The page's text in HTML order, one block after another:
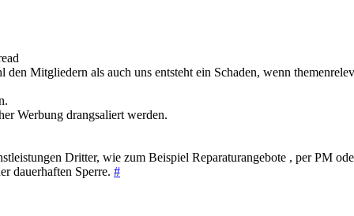
Mitgliedern als auch uns entsteht ein Schaden, wenn
Werbung drangsaliert werden.
Dritter, wie zum Beispiel Reparaturangebote , per PM
dauerhaften Sperre. #